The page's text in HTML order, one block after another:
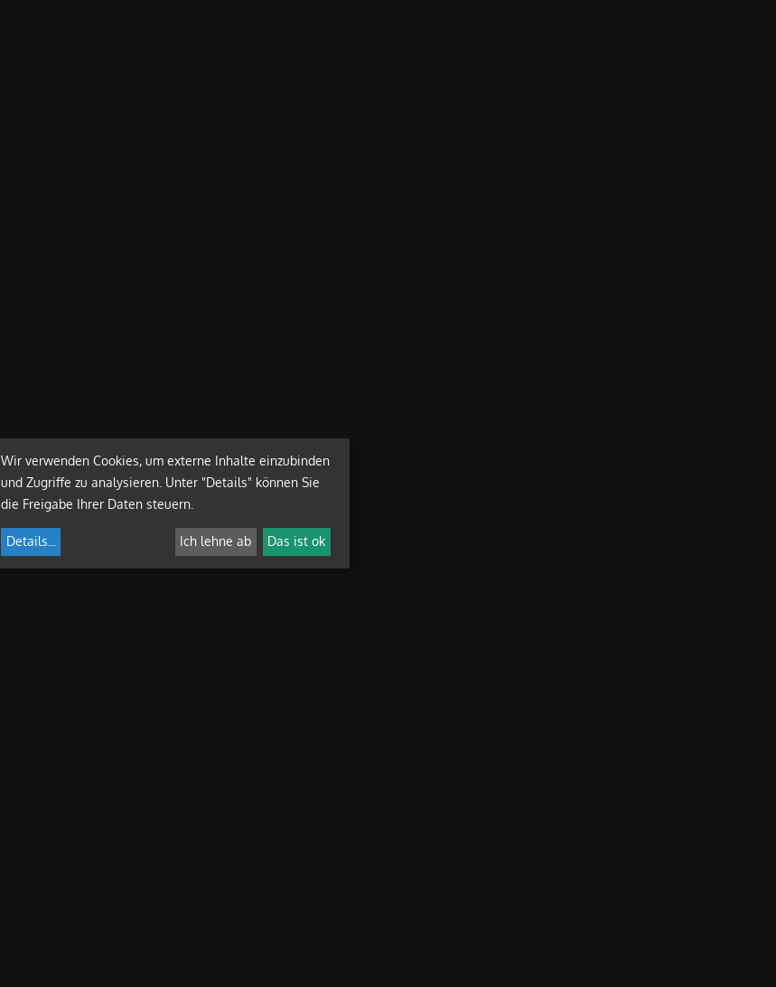
Wir verwenden Cookies, um externe Inhalte einzubinden
und Zugriffe zu analysieren. Unter "Details" können Sie
die Freigabe Ihrer Daten steuern.
Details Ich lehne ab Das ist ok